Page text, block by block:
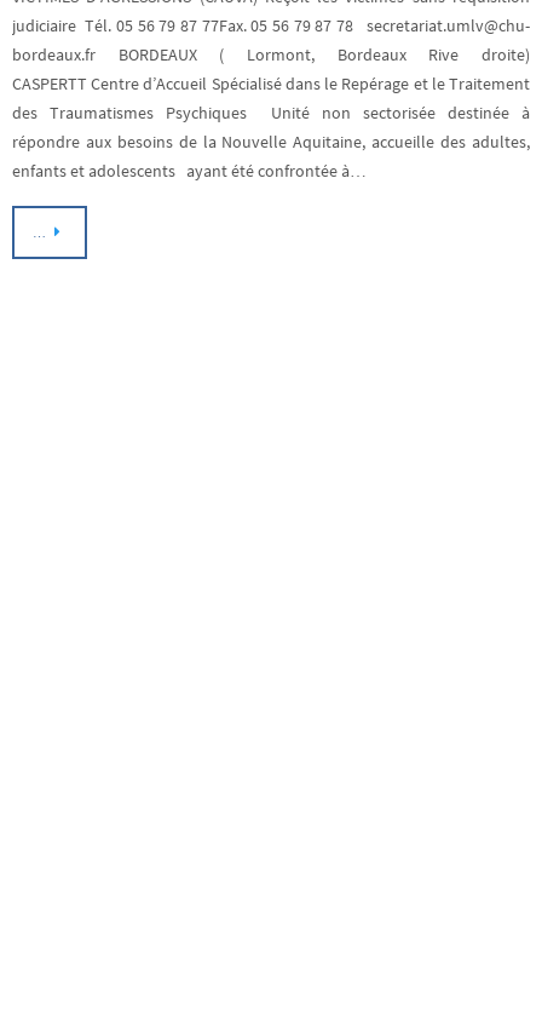
judiciaire Tél. 05 56 79 87 77Fax. 05 56 79 87 78 secretariat.umlv@chu-
bordeaux.fr BORDEAUX ( Lormont, Bordeaux Rive droite)
CASPERTT Centre d’Accueil Spécialisé dans le Repérage et le Traitement
des Traumatismes Psychiques Unité non sectorisée destinée à
répondre aux besoins de la Nouvelle Aquitaine, accueille des adultes,
enfants et adolescents ayant été confrontée à…
…